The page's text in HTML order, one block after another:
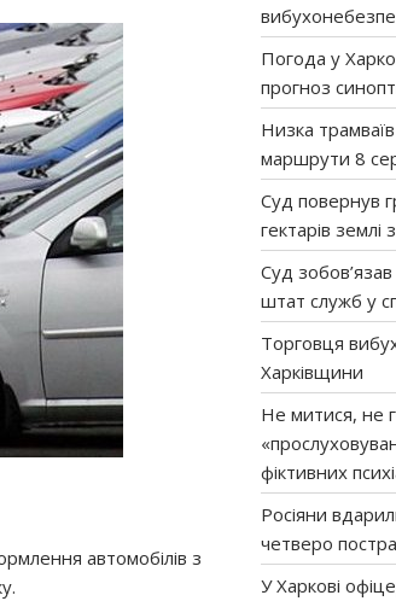
автомобілів з
Погода у
прогноз
Низка
маршрути 8
Суд повернув
гектарів
Суд
штат служб у
Торговця
Харківщини
Не митися, не
фіктивних
Росіяни
четверо
У Харкові